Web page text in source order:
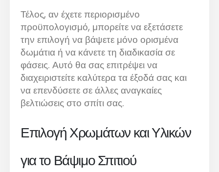
Τέλος, αν έχετε περιορισμένο
προϋπολογισμό, μπορείτε να εξετάσετε
την επιλογή να βάψετε μόνο ορισμένα
δωμάτια ή να κάνετε τη διαδικασία σε
φάσεις. Αυτό θα σας επιτρέψει να
διαχειριστείτε καλύτερα τα έξοδά σας και
να επενδύσετε σε άλλες αναγκαίες
βελτιώσεις στο σπίτι σας.
Επιλογή Χρωμάτων και Υλικών
για το Βάψιμο Σπιτιού